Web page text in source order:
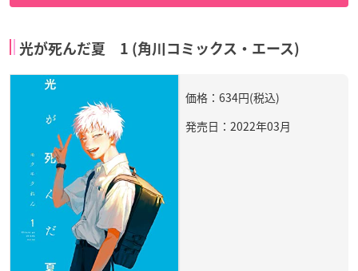
光が死んだ夏 1 (角川コミックス・エース)
価格：634円(税込)
発売日：2022年03月